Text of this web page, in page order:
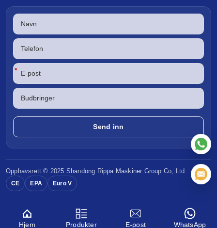
*
Opphavsrett © 2025 Shandong Rippa Maskiner Group Co, Ltd
CE EPA Euro V
Hjem Produkter E-post WhatsApp